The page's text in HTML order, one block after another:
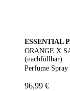
ESSENTIAL
ORANGE X
(nachfüllbar)
Perfume Spray
96,99 €